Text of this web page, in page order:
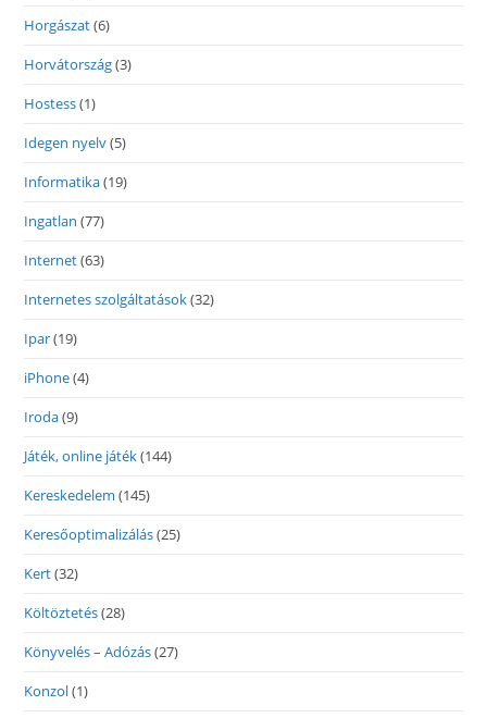
Horgászat(6)
Horvátország(3)
Hostess(1)
Idegen nyelv(5)
Informatika(19)
Ingatlan (77)
Internet(63)
Internetes szolgáltatások(32)
Ipar(19)
iPhone(4)
Iroda(9)
Játék, online játék(144)
Kereskedelem (145)
Keresőoptimalizálás(25)
Kert(32)
Költöztetés(28)
Könyvelés – Adózás(27)
Konzol(1)